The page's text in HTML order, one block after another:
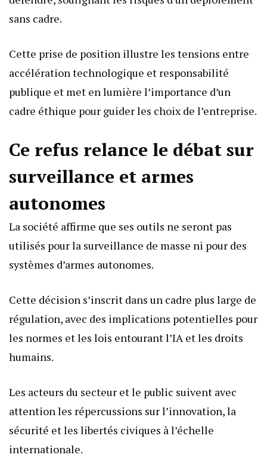
sans cadre.
Cette prise de position illustre les tensions entre
accélération technologique et responsabilité
publique et met en lumière l’importance d’un
cadre éthique pour guider les choix de l’entreprise.
Ce refus relance le débat sur
surveillance et armes
autonomes
La société affirme que ses outils ne seront pas
utilisés pour la surveillance de masse ni pour des
systèmes d’armes autonomes.
Cette décision s’inscrit dans un cadre plus large de
régulation, avec des implications potentielles pour
les normes et les lois entourant l’IA et les droits
humains.
Les acteurs du secteur et le public suivent avec
attention les répercussions sur l’innovation, la
sécurité et les libertés civiques à l’échelle
internationale.